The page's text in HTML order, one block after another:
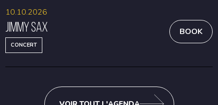
Jimmy Sax
CONCERT
10.10.2026
BOOK